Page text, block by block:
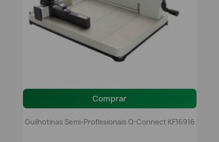
Comprar
Guilhotinas Semi-Profissionais Q-Connect KF16916